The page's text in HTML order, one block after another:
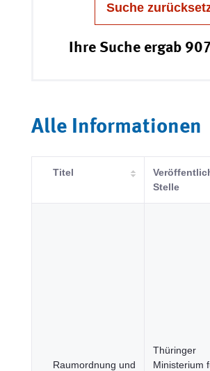
Suche
Ihre Suche ergab
Alle Informationen
Titel
Stelle
Raumordnung und
Thüringer
Ministerium